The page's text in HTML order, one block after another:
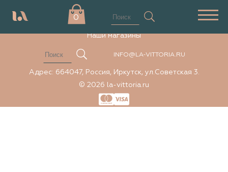
0
Элемент не найден
Наши магазины
INFO@LA-VITTORIA.RU
Адрес: 664047, Россия, Иркутск, ул.Советская 3.
© 2026 la-vittoria.ru